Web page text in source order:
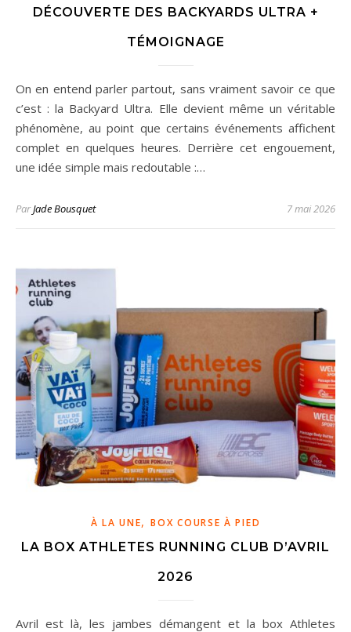
DÉCOUVERTE DES BACKYARDS ULTRA +
TÉMOIGNAGE
On en entend parler partout, sans vraiment savoir ce que
c’est : la Backyard Ultra. Elle devient même un véritable
phénomène, au point que certains événements affichent
complet en quelques heures. Derrière cet engouement,
une idée simple mais redoutable :…
ParJade Bousquet 7 mai 2026
À LA UNE,BOX COURSE À PIED
LA BOX ATHLETES RUNNING CLUB D’AVRIL
2026
Avril est là, les jambes démangent et la box Athletes